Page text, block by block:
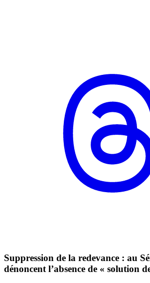
Suppression de la redevance : au
dénoncent l’absence de « solution